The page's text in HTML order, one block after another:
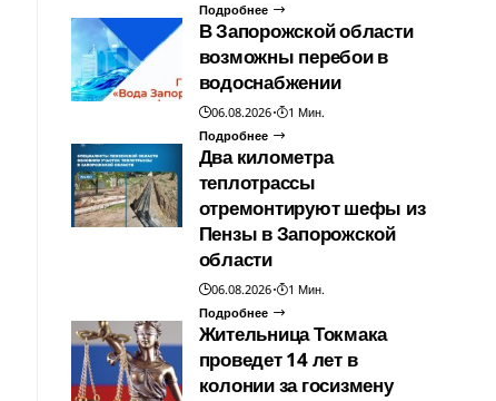
Подробнее
В Запорожской области
возможны перебои в
водоснабжении
06.08.2026
1 Мин.
Подробнее
Два километра
теплотрассы
отремонтируют шефы из
Пензы в Запорожской
области
06.08.2026
1 Мин.
Подробнее
Жительница Токмака
проведет 14 лет в
колонии за госизмену